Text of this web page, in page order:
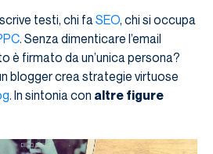
testi, chi fa SEO, chi si occupa
. Senza dimenticare l’email
è firmato da un’unica persona?
blogger crea strategie virtuose
. In sintonia con altre figure